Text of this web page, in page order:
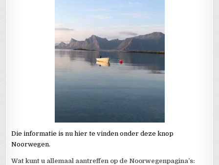
Die informatie is nu hier te vinden onder deze knop
Noorwegen.
Wat kunt u allemaal aantreffen op de Noorwegenpagina’s: